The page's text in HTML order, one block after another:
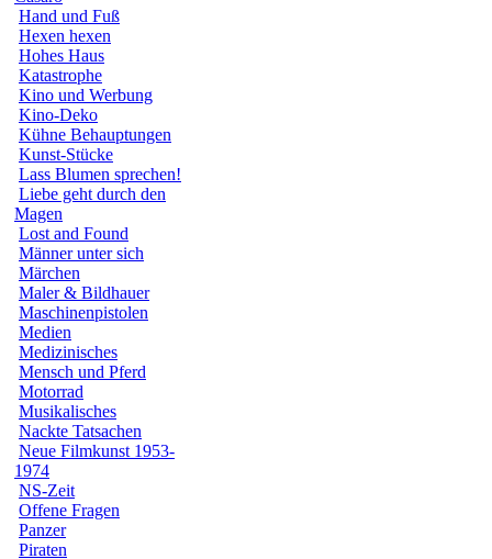
Hand und Fuß
Hexen hexen
Hohes Haus
Katastrophe
Kino und Werbung
Kino-Deko
Kühne Behauptungen
Kunst-Stücke
Lass Blumen sprechen!
Liebe geht durch den
Magen
Lost and Found
Männer unter sich
Märchen
Maler & Bildhauer
Maschinenpistolen
Medien
Medizinisches
Mensch und Pferd
Motorrad
Musikalisches
Nackte Tatsachen
Neue Filmkunst 1953-
1974
NS-Zeit
Offene Fragen
Panzer
Piraten